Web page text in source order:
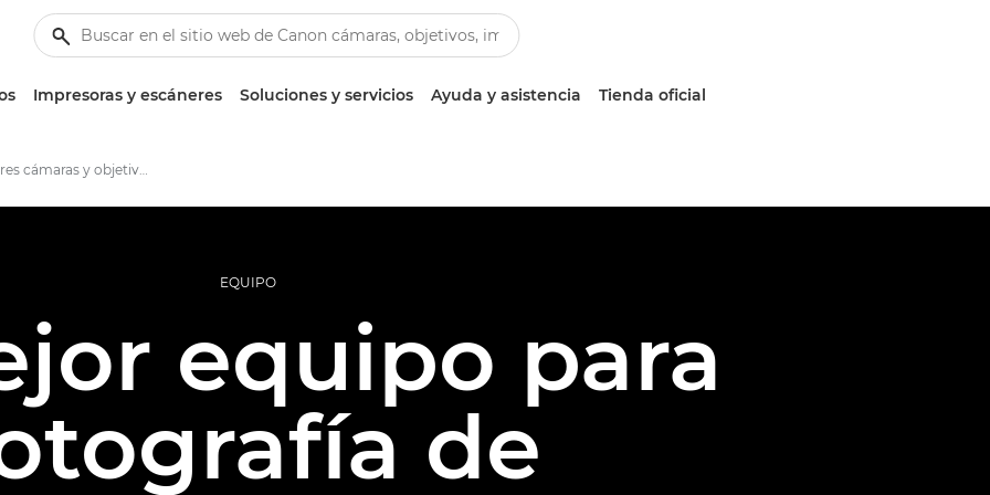
Impresoras y escáneres Soluciones y servicios Ayuda y asistencia Tienda oficial
Las mejores cámaras y objetivos para el fotoperiodismo
EQUIPO
equipo para
de